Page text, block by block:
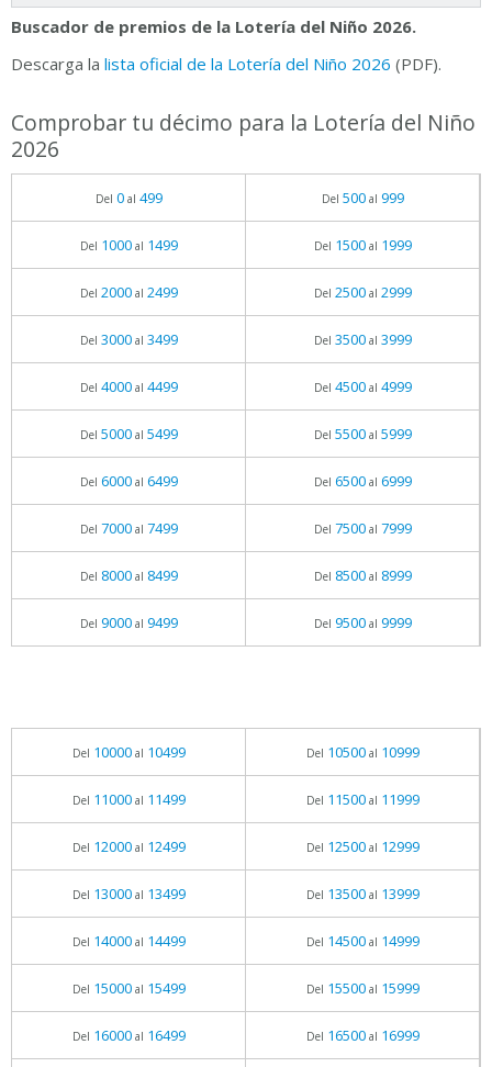
Buscador de premios de la Lotería del Niño 2026.
Descarga la lista oficial de la Lotería del Niño 2026 (PDF).
Comprobar tu décimo para la Lotería del Niño
2026
Del 0al 499 Del 500al 999
Del 1000al 1499 Del 1500al 1999
Del 2000al 2499 Del 2500al 2999
Del 3000al 3499 Del 3500al 3999
Del 4000al 4499 Del 4500al 4999
Del 5000al 5499 Del 5500al 5999
Del 6000al 6499 Del 6500al 6999
Del 7000al 7499 Del 7500al 7999
Del 8000al 8499 Del 8500al 8999
Del 9000al 9499 Del 9500al 9999
Del 10000al 10499 Del 10500al 10999
Del 11000al 11499 Del 11500al 11999
Del 12000al 12499 Del 12500al 12999
Del 13000al 13499 Del 13500al 13999
Del 14000al 14499 Del 14500al 14999
Del 15000al 15499 Del 15500al 15999
Del 16000al 16499 Del 16500al 16999